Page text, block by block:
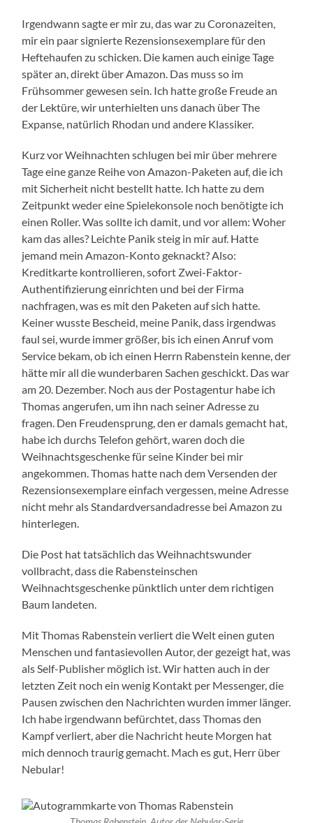
Irgendwann sagte er mir zu, das war zu Coronazeiten,
mir ein paar signierte Rezensionsexemplare für den
Heftehaufen zu schicken. Die kamen auch einige Tage
später an, direkt über Amazon. Das muss so im
Frühsommer gewesen sein. Ich hatte große Freude an
der Lektüre, wir unterhielten uns danach über The
Expanse, natürlich Rhodan und andere Klassiker.
Kurz vor Weihnachten schlugen bei mir über mehrere
Tage eine ganze Reihe von Amazon-Paketen auf, die ich
mit Sicherheit nicht bestellt hatte. Ich hatte zu dem
Zeitpunkt weder eine Spielekonsole noch benötigte ich
einen Roller. Was sollte ich damit, und vor allem: Woher
kam das alles? Leichte Panik steig in mir auf. Hatte
jemand mein Amazon-Konto geknackt? Also:
Kreditkarte kontrollieren, sofort Zwei-Faktor-
Authentifizierung einrichten und bei der Firma
nachfragen, was es mit den Paketen auf sich hatte.
Keiner wusste Bescheid, meine Panik, dass irgendwas
faul sei, wurde immer größer, bis ich einen Anruf vom
Service bekam, ob ich einen Herrn Rabenstein kenne, der
hätte mir all die wunderbaren Sachen geschickt. Das war
am 20. Dezember. Noch aus der Postagentur habe ich
Thomas angerufen, um ihn nach seiner Adresse zu
fragen. Den Freudensprung, den er damals gemacht hat,
habe ich durchs Telefon gehört, waren doch die
Weihnachtsgeschenke für seine Kinder bei mir
angekommen. Thomas hatte nach dem Versenden der
Rezensionsexemplare einfach vergessen, meine Adresse
nicht mehr als Standardversandadresse bei Amazon zu
hinterlegen.
Die Post hat tatsächlich das Weihnachtswunder
vollbracht, dass die Rabensteinschen
Weihnachtsgeschenke pünktlich unter dem richtigen
Baum landeten.
Mit Thomas Rabenstein verliert die Welt einen guten
Menschen und fantasievollen Autor, der gezeigt hat, was
als Self-Publisher möglich ist. Wir hatten auch in der
letzten Zeit noch ein wenig Kontakt per Messenger, die
Pausen zwischen den Nachrichten wurden immer länger.
Ich habe irgendwann befürchtet, dass Thomas den
Kampf verliert, aber die Nachricht heute Morgen hat
mich dennoch traurig gemacht. Mach es gut, Herr über
Nebular!